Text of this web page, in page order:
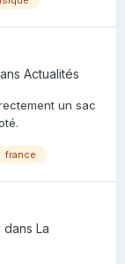
Actualités
un sac
france
dans La